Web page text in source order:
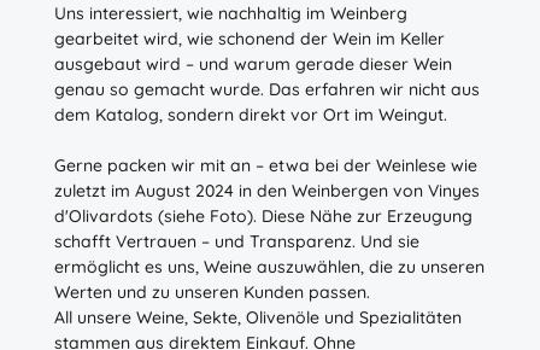
Uns interessiert, wie nachhaltig im Weinberg
gearbeitet wird, wie schonend der Wein im Keller
ausgebaut wird – und warum gerade dieser Wein
genau so gemacht wurde. Das erfahren wir nicht aus
dem Katalog, sondern direkt vor Ort im Weingut.
Gerne packen wir mit an – etwa bei der Weinlese wie
zuletzt im August 2024 in den Weinbergen von Vinyes
d'Olivardots (siehe Foto). Diese Nähe zur Erzeugung
schafft Vertrauen – und Transparenz. Und sie
ermöglicht es uns, Weine auszuwählen, die zu unseren
Werten und zu unseren Kunden passen.
All unsere Weine, Sekte, Olivenöle und Spezialitäten
stammen aus direktem Einkauf. Ohne